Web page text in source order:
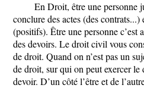
En Droit, être une personne
conclure des actes (des contrats...)
(positifs). Être une personne c’est
des devoirs. Le droit civil vous
de droit. Quand on n’est pas un
de droit, sur qui on peut exercer le
devoir. D’un côté l’être et de